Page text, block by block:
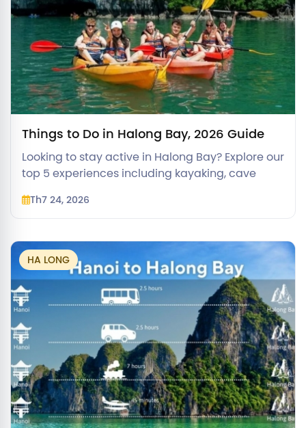
Things to Do in Halong Bay, 2026 Guide
Looking to stay active in Halong Bay? Explore our
top 5 experiences including kayaking, cave
under the 2026 safety rules.
Th7 24, 2026
HA LONG